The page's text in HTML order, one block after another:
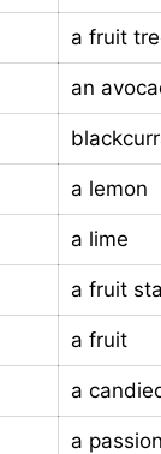
a fruit
an
a lemon
a lime
a fruit
a fruit
a
a